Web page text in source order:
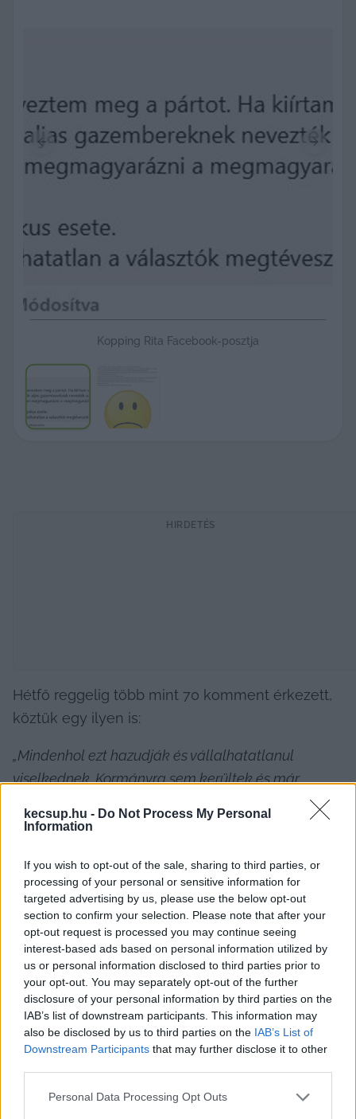
kecsup.hu - Do Not Process My Personal
Information
If you wish to opt-out of the sale, sharing to third parties, or
processing of your personal or sensitive information for
targeted advertising by us, please use the below opt-out
section to confirm your selection. Please note that after your
opt-out request is processed you may continue seeing
interest-based ads based on personal information utilized by
us or personal information disclosed to third parties prior to
your opt-out. You may separately opt-out of the further
disclosure of your personal information by third parties on the
IAB’s list of downstream participants. This information may
also be disclosed by us to third parties on the IAB’s List of
Downstream Participants that may further disclose it to other
Please note that this website/app uses one or more Google
Personal Data Processing Opt Outs
Previous slide Next
Kopping Rita Facebook-posztja
HIRDETÉS
Hétfő reggelig több mint 70 komment érkezett,
köztük egy ilyen is:
„Mindenhol ezt hazudják és vállalhatatlanul
viselkednek. Kormányra sem kerültek és már
Forrás: Kopping Rita Facebook-oldala
vasárnap megjelent cikke címének az